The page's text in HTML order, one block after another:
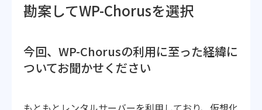
勘案してWP-Chorusを選択
今回、WP-Chorusの利用に至った経緯に
ついてお聞かせください